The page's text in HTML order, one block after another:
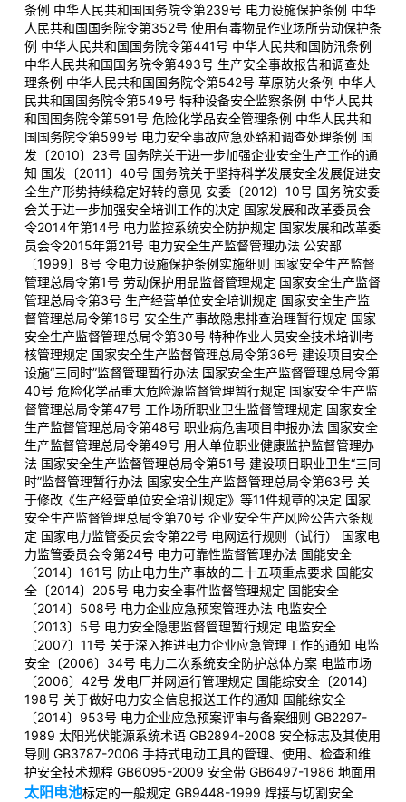
条例 中华人民共和国国务院令第239号 电力设施保护条例 中华
人民共和国国务院令第352号 使用有毒物品作业场所劳动保护条
例 中华人民共和国国务院令第441号 中华人民共和国防汛条例
中华人民共和国国务院令第493号 生产安全事故报告和调查处
理条例 中华人民共和国国务院令第542号 草原防火条例 中华人
民共和国国务院令第549号 特种设备安全监察条例 中华人民共
和国国务院令第591号 危险化学品安全管理条例 中华人民共和
国国务院令第599号 电力安全事故应急处臵和调查处理条例 国
发〔2010〕23号 国务院关于进一步加强企业安全生产工作的通
知 国发〔2011〕40号 国务院关于坚持科学发展安全发展促进安
全生产形势持续稳定好转的意见 安委〔2012〕10号 国务院安委
会关于进一步加强安全培训工作的决定 国家发展和改革委员会
令2014年第14号 电力监控系统安全防护规定 国家发展和改革委
员会令2015年第21号 电力安全生产监督管理办法 公安部
〔1999〕8号 令电力设施保护条例实施细则 国家安全生产监督
管理总局令第1号 劳动保护用品监督管理规定 国家安全生产监督
管理总局令第3号 生产经营单位安全培训规定 国家安全生产监
督管理总局令第16号 安全生产事故隐患排查治理暂行规定 国家
安全生产监督管理总局令第30号 特种作业人员安全技术培训考
核管理规定 国家安全生产监督管理总局令第36号 建设项目安全
设施“三同时”监督管理暂行办法 国家安全生产监督管理总局令第
40号 危险化学品重大危险源监督管理暂行规定 国家安全生产监
督管理总局令第47号 工作场所职业卫生监督管理规定 国家安全
生产监督管理总局令第48号 职业病危害项目申报办法 国家安全
生产监督管理总局令第49号 用人单位职业健康监护监督管理办
法 国家安全生产监督管理总局令第51号 建设项目职业卫生“三同
时”监督管理暂行办法 国家安全生产监督管理总局令第63号 关
于修改《生产经营单位安全培训规定》等11件规章的决定 国家
安全生产监督管理总局令第70号 企业安全生产风险公告六条规
定 国家电力监管委员会令第22号 电网运行规则（试行） 国家电
力监管委员会令第24号 电力可靠性监督管理办法 国能安全
〔2014〕161号 防止电力生产事故的二十五项重点要求 国能安
全〔2014〕205号 电力安全事件监督管理规定 国能安全
〔2014〕508号 电力企业应急预案管理办法 电监安全
〔2013〕5号 电力安全隐患监督管理暂行规定 电监安全
〔2007〕11号 关于深入推进电力企业应急管理工作的通知 电监
安全〔2006〕34号 电力二次系统安全防护总体方案 电监市场
〔2006〕42号 发电厂并网运行管理规定 国能综安全〔2014〕
198号 关于做好电力安全信息报送工作的通知 国能综安全
〔2014〕953号 电力企业应急预案评审与备案细则 GB2297-
1989 太阳光伏能源系统术语 GB2894-2008 安全标志及其使用
导则 GB3787-2006 手持式电动工具的管理、使用、检查和维
护安全技术规程 GB6095-2009 安全带 GB6497-1986 地面用
太阳电池标定的一般规定 GB9448-1999 焊接与切割安全